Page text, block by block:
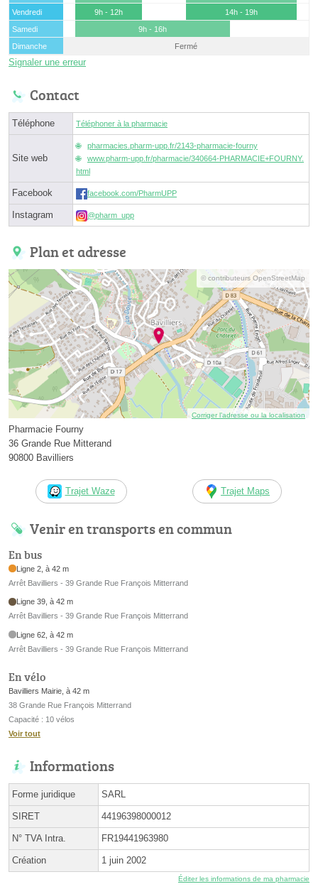
Vendredi
9h - 12h
14h - 19h
Samedi
9h - 16h
Dimanche
Fermé
Signaler une erreur
Contact
Téléphone Téléphoner à la pharmacie
Site web
pharmacies.pharm-upp.fr/2143-pharmacie-fourny
www.pharm-upp.fr/pharmacie/340664-PHARMACIE+FOURNY.
html
Facebook facebook.com/PharmUPP
Instagram @pharm_upp
Plan et adresse
© contributeurs OpenStreetMap
Corriger l’adresse ou la localisation
Pharmacie Fourny
36 Grande Rue Mitterand
90800 Bavilliers
Trajet Waze Trajet Maps
Venir en transports en commun
En bus
Ligne 2, à 42 m
Arrêt Bavilliers - 39 Grande Rue François Mitterrand
Ligne 39, à 42 m
Arrêt Bavilliers - 39 Grande Rue François Mitterrand
Ligne 62, à 42 m
Arrêt Bavilliers - 39 Grande Rue François Mitterrand
En vélo
Bavilliers Mairie, à 42 m
38 Grande Rue François Mitterrand
Capacité : 10 vélos
Voir tout
Informations
Forme juridique SARL
SIRET 44196398000012
N° TVA Intra. FR19441963980
Création 1 juin 2002
Éditer les informations de ma pharmacie